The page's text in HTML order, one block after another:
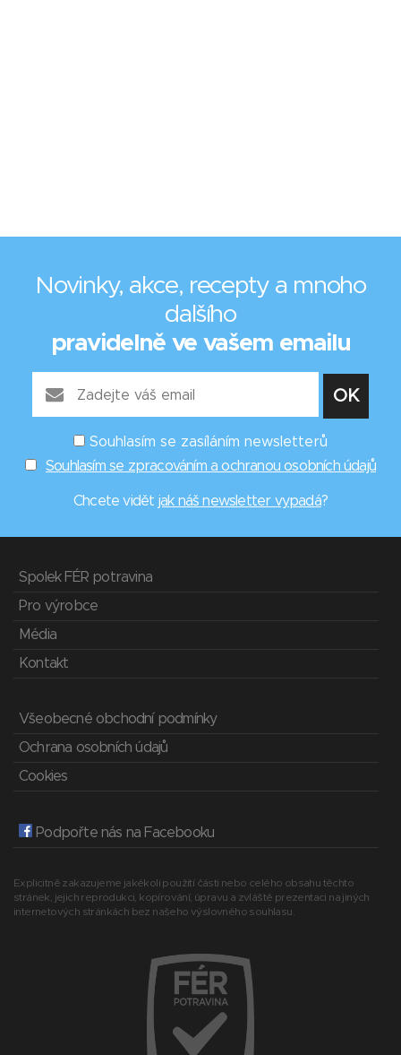
Novinky, akce, recepty a mnoho
dalšího
pravidelně ve vašem emailu
Souhlasím se zasíláním newsletterů
Souhlasím se zpracováním a ochranou osobních údajů
Chcete vidět jak náš newsletter vypadá?
Spolek FÉR potravina
Pro výrobce
Média
Kontakt
Všeobecné obchodní podmínky
Ochrana osobních údajů
Cookies
Podpořte nás na Facebooku
Explicitně zakazujeme jakékoli použití části nebo celého obsahu těchto
stránek, jejich reprodukci, kopírování, úpravu a zvláště prezentaci na jiných
internetových stránkách bez našeho výslovného souhlasu.